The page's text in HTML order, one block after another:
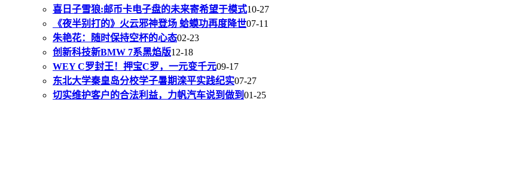
喜日子雪狼:邮币卡电子盘的未来寄希望于模式10-27
《夜半别打的》火云邪神登场 蛤蟆功再度降世07-11
朱艳花：随时保持空杯的心态02-23
创新科技新BMW 7系黑焰版12-18
WEY C罗封王！押宝C罗，一元变千元09-17
东北大学秦皇岛分校学子暑期滦平实践纪实07-27
切实维护客户的合法利益，力帆汽车说到做到 01-25